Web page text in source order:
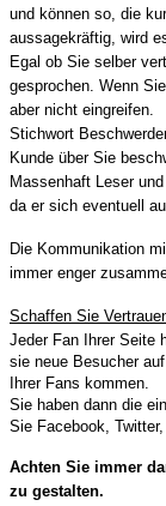
und können so, die
aussagekräftig, wird
Egal ob Sie selber
gesprochen. Wenn
aber nicht eingreifen.
Stichwort
Kunde über Sie
Massenhaft Leser
da er sich eventuell
Die Kommunikation
immer enger
Schaffen Sie
Jeder Fan Ihrer Seite
sie neue Besucher
Ihrer Fans kommen.
Sie haben dann die
Sie Facebook,
Achten Sie immer
zu gestalten.